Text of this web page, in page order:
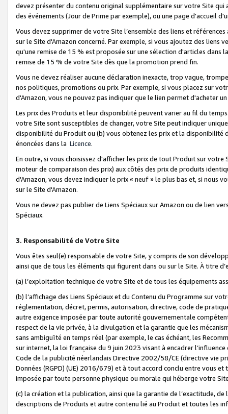
devez présenter du contenu original supplémentaire sur votre Site qui
des événements (Jour de Prime par exemple), ou une page d'accueil
Vous devez supprimer de votre Site l’ensemble des liens et
sur le Site d'Amazon concerné. Par exemple, si vous ajoutez des
qu'une remise de 15 % est proposée sur une sélection d'articles
remise de 15 % de votre Site dès que la promotion prend fin.
Vous ne devez réaliser aucune déclaration inexacte, trop vague,
nos politiques, promotions ou prix. Par exemple, si vous placez sur
d'Amazon, vous ne pouvez pas indiquer que le lien permet d'acheter
Les prix des Produits et leur disponibilité peuvent varier au fil du
votre Site sont susceptibles de changer, votre Site peut indiquer
disponibilité du Produit ou (b) vous obtenez les prix et la disponibilité
énoncées dans la Licence.
En outre, si vous choisissez d'afficher les prix de tout Produit sur
moteur de comparaison des prix) aux côtés des prix de produits
d'Amazon, vous devez indiquer le prix « neuf » le plus bas et, si nous
sur le Site d'Amazon.
Vous ne devez pas publier de Liens Spéciaux sur Amazon ou de lien
Spéciaux.
3. Responsabilité de Votre Site
Vous êtes seul(e) responsable de votre Site, y compris de son
ainsi que de tous les éléments qui figurent dans ou sur le Site. À titre
(a) l’exploitation technique de votre Site et de tous les équipements
(b) l’affichage des Liens Spéciaux et du Contenu du Programme sur
réglementation, décret, permis, autorisation, directive, code de
autre exigence imposée par toute autorité gouvernementale
respect de la vie privée, à la divulgation et la garantie que les
sans ambiguïté en temps réel (par exemple, le cas échéant, les
sur internet, la loi française du 9 juin 2023 visant à encadrer
Code de la publicité néerlandais Directive 2002/58/CE (directive vie
Données (RGPD) (UE) 2016/679) et à tout accord conclu entre vous
imposée par toute personne physique ou morale qui héberge votre
(c) la création et la publication, ainsi que la garantie de l’exactitude,
descriptions de Produits et autre contenu lié au Produit et toutes les